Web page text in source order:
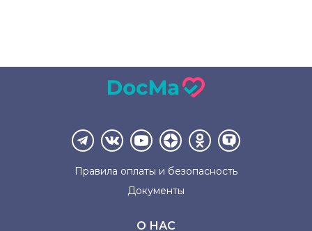
Правила оплаты и безопасность
Документы
О НАС